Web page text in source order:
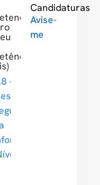
-
da
4)
Candidaturas
Avise-
me